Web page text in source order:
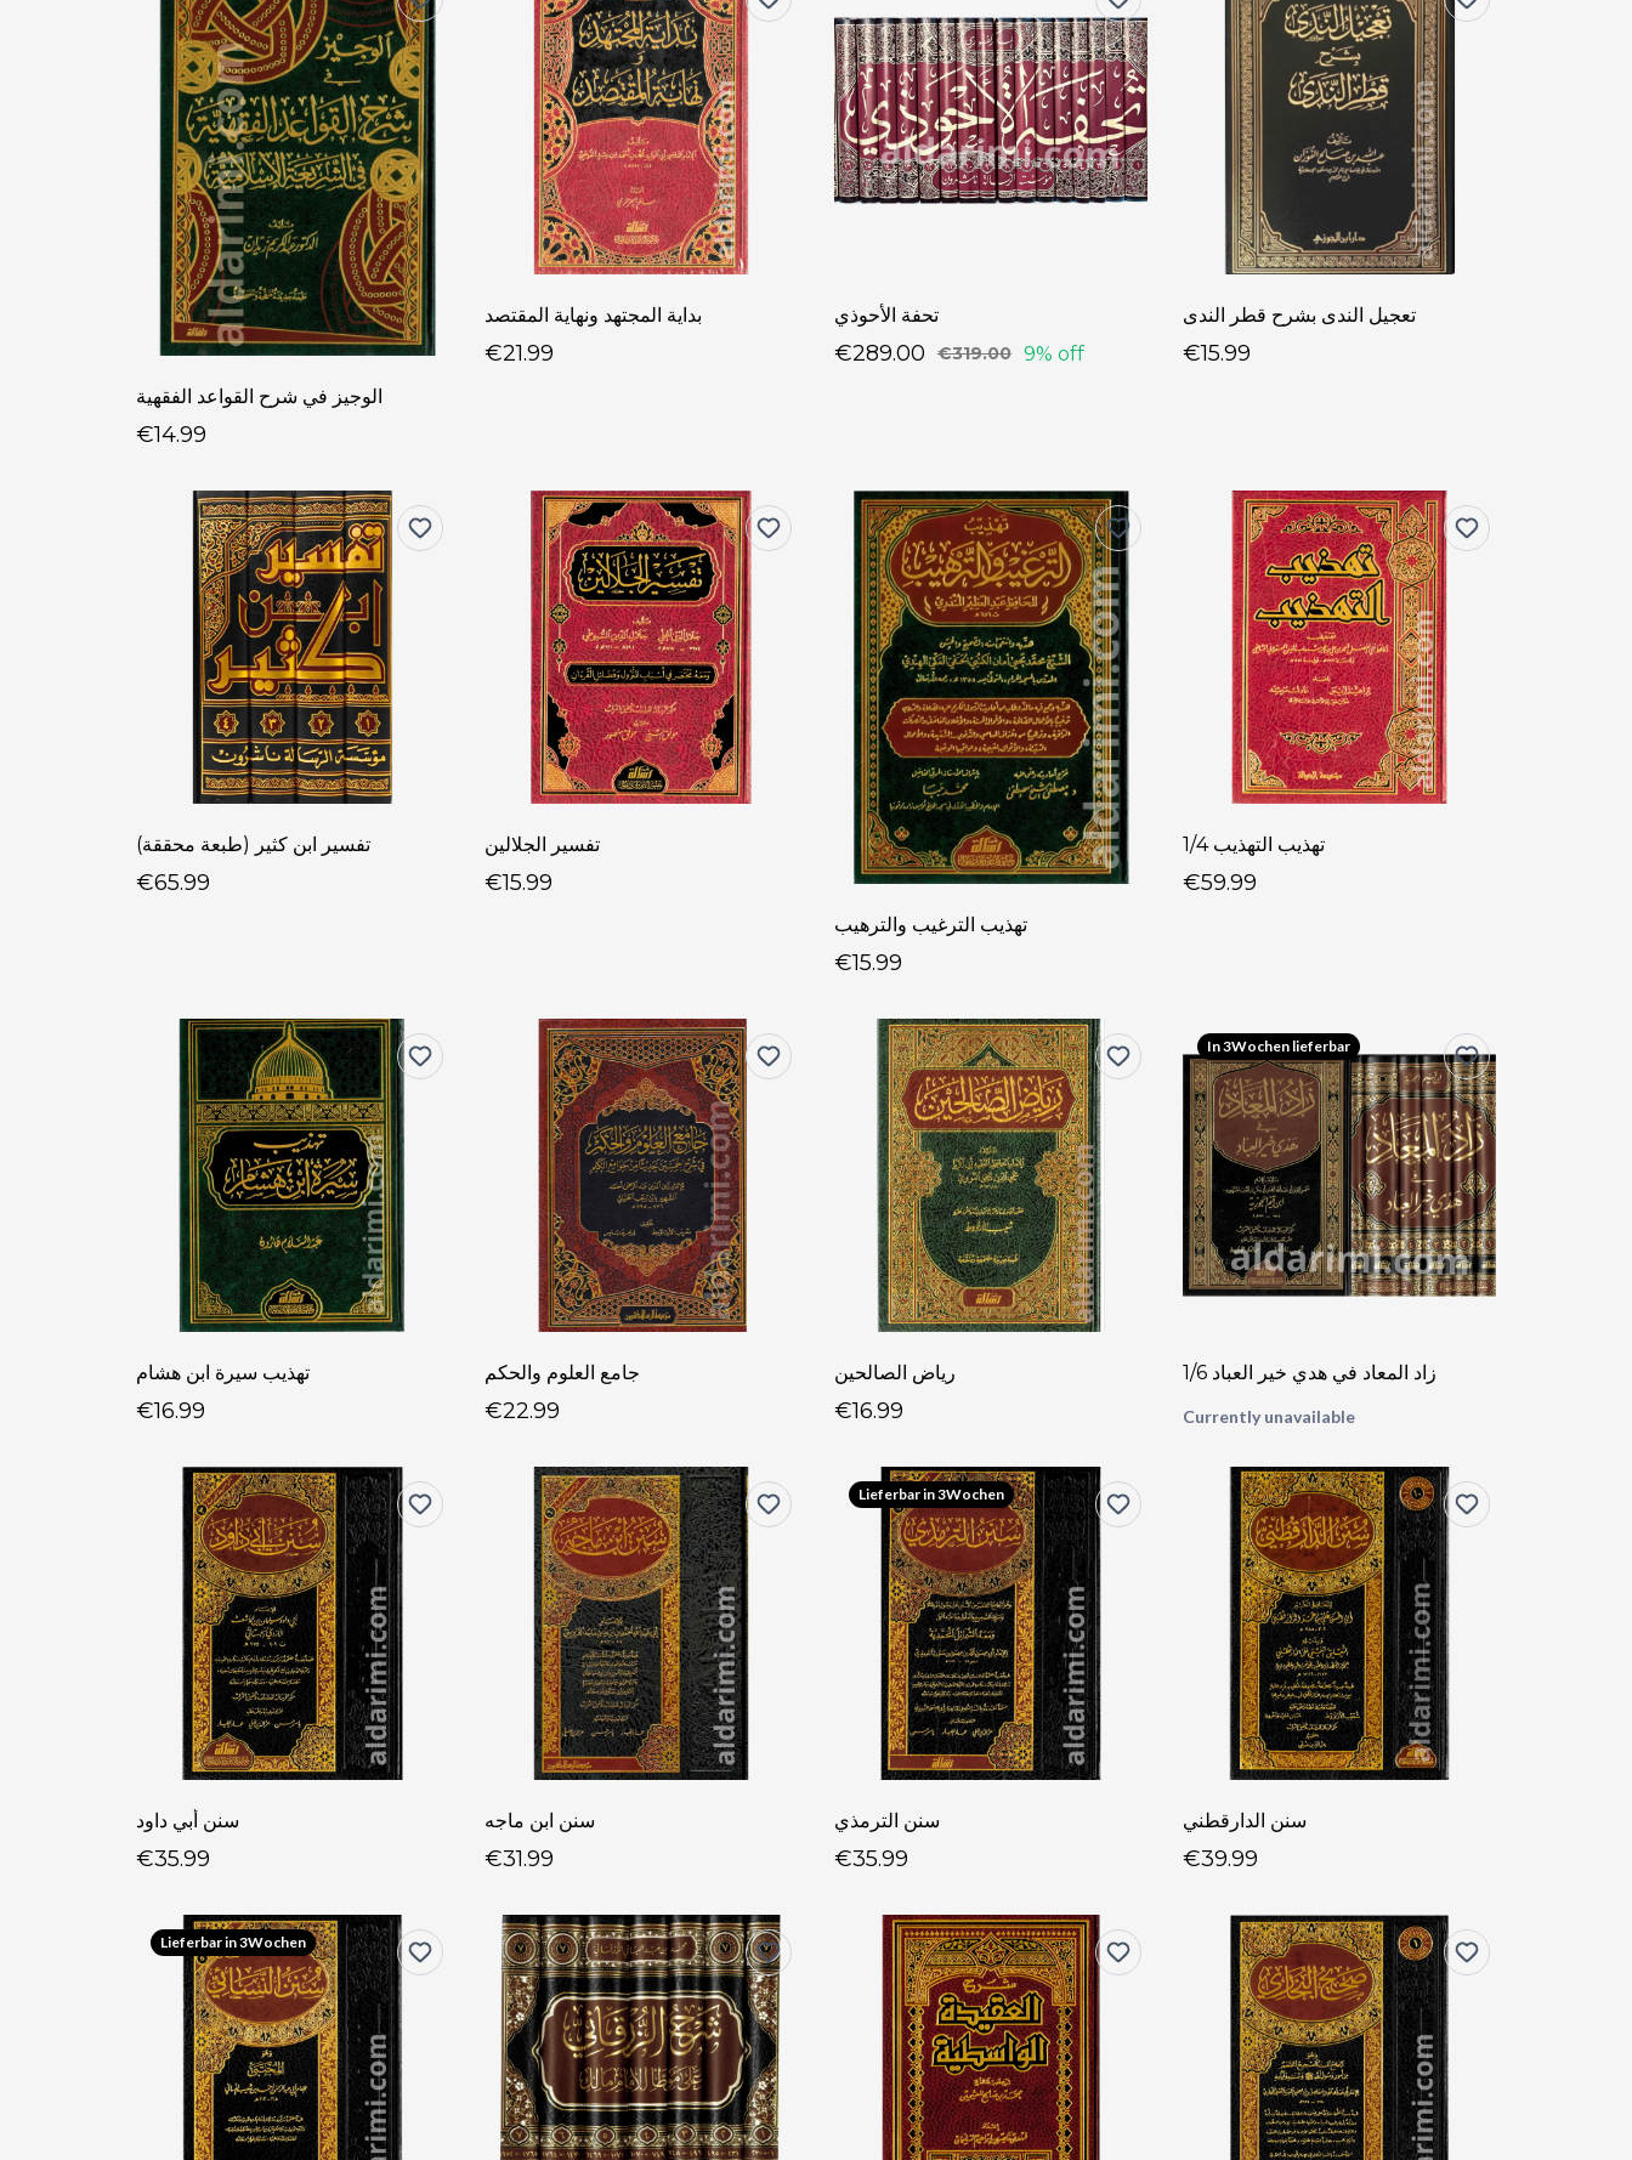
الوجيز في شرح القواعد الفقهية
€14.99
بداية المجتهد ونهاية المقتصد
€21.99
تحفة الأحوذي
€289.00 €319.00 9% off
تعجيل الندى بشرح قطر الندى
€15.99
تفسير ابن كثير (طبعة محققة)
€65.99
تفسير الجلالين
€15.99
تهذيب الترغيب والترهيب
€15.99
تهذيب التهذيب 1/4
€59.99
تهذيب سيرة ابن هشام
€16.99
جامع العلوم والحكم
€22.99
رياض الصالحين
€16.99
In 3Wochen lieferbar
زاد المعاد في هدي خير العباد 1/6
Currently unavailable
سنن أبي داود
€35.99
سنن ابن ماجه
€31.99
Lieferbar in 3Wochen
سنن الترمذي
€35.99
سنن الدارقطني
€39.99
Lieferbar in 3Wochen